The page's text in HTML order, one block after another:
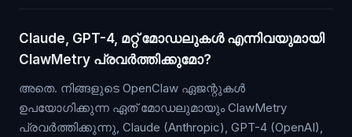
Claude, GPT-4, മറ്റ് മോഡലുകൾ എന്നിവയുമായി
ClawMetry പ്രവർത്തിക്കുമോ?
അതെ. നിങ്ങളുടെ OpenClaw ഏജന്റുകൾ
ഉപയോഗിക്കുന്ന ഏത് മോഡലുമായും ClawMetry
പ്രവർത്തിക്കുന്നു, Claude (Anthropic), GPT-4 (OpenAI),